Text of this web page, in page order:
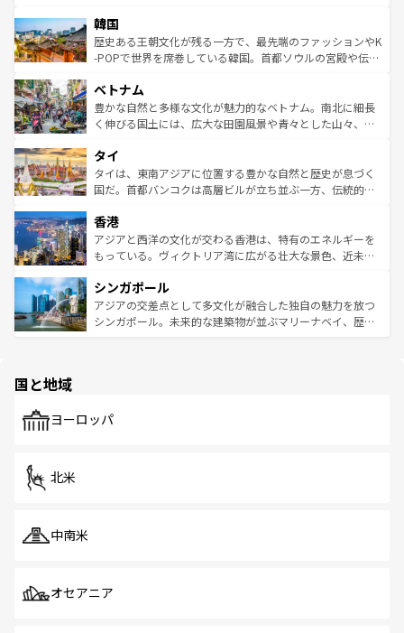
はコンテンツ一覧
いる。アクティビティも充実しており、サーフィンやダイ
ビング、ハイキングなど、アウトドア好きにはたまらな
い。オーストラリアの多彩な魅力を存分に味わいつくそ
参照してほしい。
ン）、静ひつな山岳地帯である台湾東部など、都市の喧騒
と山間の静けさが共存しており、訪れる人に新しい発見と
驚きをもたらしてくれる。また、奥深い台湾の食文化も魅
容にもいいと評判のスイーツなど、バラエティ豊かな料理
が味わえる。 なお、新着の台湾情報は コンテンツ一覧を参
照してほしい。
韓国
歴史ある王朝文化が残る一方で、最先端のファッションやK
-POPで世界を席巻している韓国。首都ソウルの宮殿や伝統
き、地方に足を延ばせば四季折々の自然美を楽しむことが
できる。そして、キムチや焼肉、絶品のストリートフード
まで、さまざまな韓国料理が待っている。夜には、韓国な
リティに包まれながら、韓国の多彩な魅力を心ゆくまで味
わってみてほしい。 なお、新着の韓国情報はコンテンツ一
覧を参照してほしい。
ベトナム
豊かな自然と多様な文化が魅力的なベトナム。南北に細長
く伸びる国土には、広大な田園風景や青々とした山々、世
急速な発展と共に伝統が息づく。ハノイの古い町並みやホ
ーチミン市のフランス統治時代の建物も、独特の雰囲気を
醸し出している。また、バラエティの豊かさとおいしさで
とつ。フォーやバインミー、ベトナムコーヒーなどは、ぜ
ひ現地で味わいたい。どの地域を訪れてもあたたかい人々
が旅行者を迎えてくれるので、きっと忘れられない旅にな
参照してほしい。
タイ
タイは、東南アジアに位置する豊かな自然と歴史が息づく
国だ。首都バンコクは高層ビルが立ち並ぶ一方、伝統的な
の活気が交差している。北部ではチェンマイなどの山岳地
帯で自然と触れ合い、南部ではプーケットやクラビの美し
いビーチでリゾート気分を楽しむことができる。タイ料理
激する。気候は一年中温暖で、どの季節にも異なる楽しみ
が待っている。親しみやすいタイの人々、仏教を中心とし
た文化、そして多様な観光資源が、訪れる旅人を魅了し続
香港
アジアと西洋の文化が交わる香港は、特有のエネルギーを
もっている。ヴィクトリア湾に広がる壮大な景色、近未来
み、どこを訪れても感動するはず。観光スポットが密集し
ており、効率よく見どころを回れるのも魅力。息をのむよ
うな絶景から文化的な体験まで、香港を存分に楽しみ尽く
シンガポール
アジアの交差点として多文化が融合した独自の魅力を放つ
シンガポール。未来的な建築物が並ぶマリーナベイ、歴史
で、ホーカーズは地元の風情を楽しめる外せないスポット
国と地域
ヨーロッパ
北米
中南米
オセアニア